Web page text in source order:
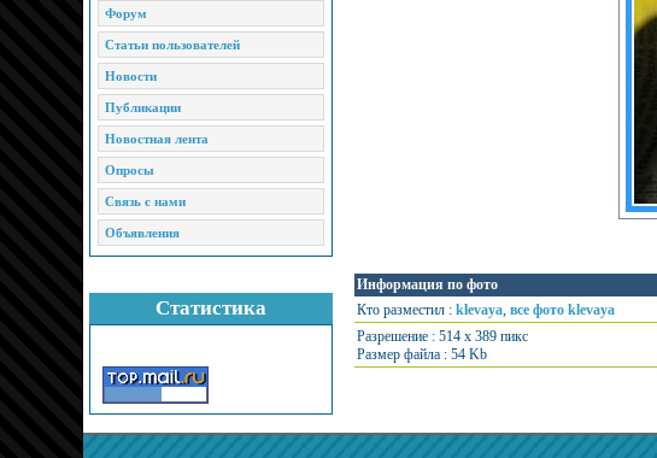
Форум
Статьи пользователей
Новости
Публикации
Новостная лента
Опросы
Связь с нами
Объявления
Статистика
Информация по фото
Кто разместил : klevaya, все фото klevaya
Разрешение : 514 x 389 пикс
Размер файла : 54 Kb